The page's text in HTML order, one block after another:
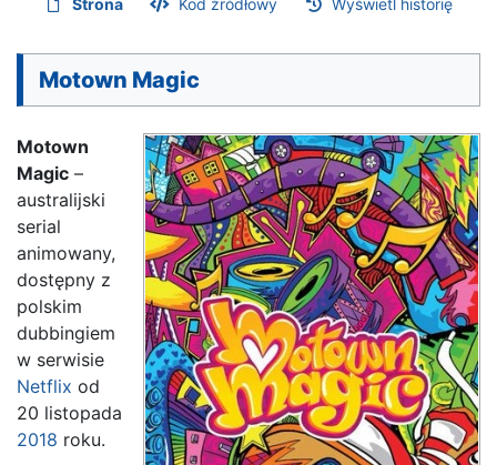
Motown Magic
Motown
Magic –
australijski
serial
animowany,
dostępny z
polskim
dubbingiem
w serwisie
Netflix od
20 listopada
2018 roku.